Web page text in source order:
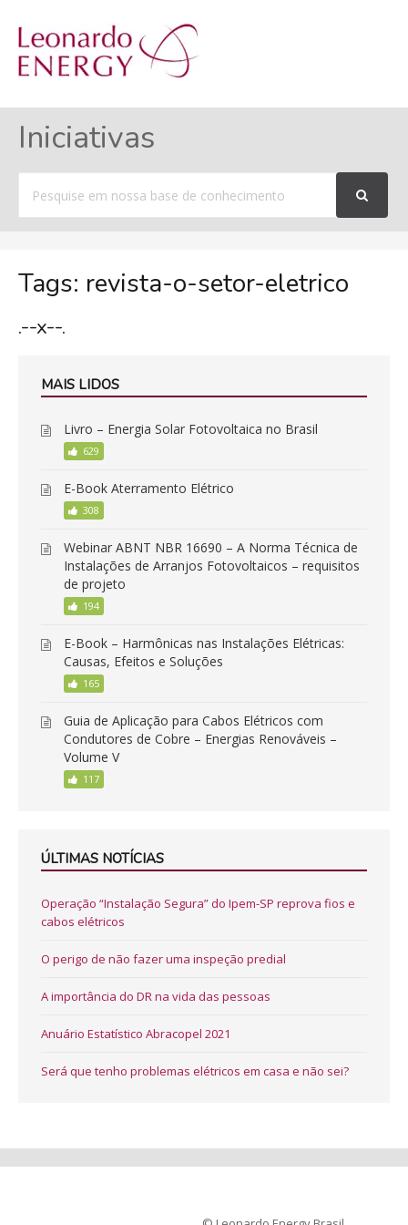
Iniciativas
por
Tags: revista-o-setor-eletrico
.--x--.
MAIS LIDOS
Livro – Energia Solar Fotovoltaica no Brasil
629
E-Book Aterramento Elétrico
308
Webinar ABNT NBR 16690 – A Norma Técnica de
Instalações de Arranjos Fotovoltaicos – requisitos
de projeto
194
E-Book – Harmônicas nas Instalações Elétricas:
Causas, Efeitos e Soluções
165
Guia de Aplicação para Cabos Elétricos com
Condutores de Cobre – Energias Renováveis –
Volume V
117
ÚLTIMAS NOTÍCIAS
Operação “Instalação Segura” do Ipem-SP reprova fios e
cabos elétricos
O perigo de não fazer uma inspeção predial
A importância do DR na vida das pessoas
Anuário Estatístico Abracopel 2021
Será que tenho problemas elétricos em casa e não sei?